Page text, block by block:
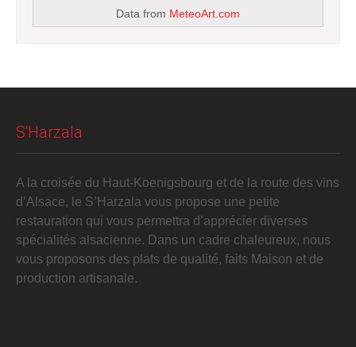
Data from MeteoArt.com
S'Harzala
A la croisée du Haut-Koenigsbourg et de la route des vins
d’Alsace, le S’Harzala vous propose une petite
restauration qui vous permettra d’apprécier diverses
spécialités alsacienne. Dans un cadre chaleureux, nous
vous proposons des plats de qualité, faits Maison et de
production artisanale.